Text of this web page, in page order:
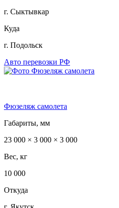
г. Сыктывкар
Куда
г. Подольск
Авто перевозки РФ
Фюзеляж самолета
Габариты, мм
23 000 × 3 000 × 3 000
Вес, кг
10 000
Откуда